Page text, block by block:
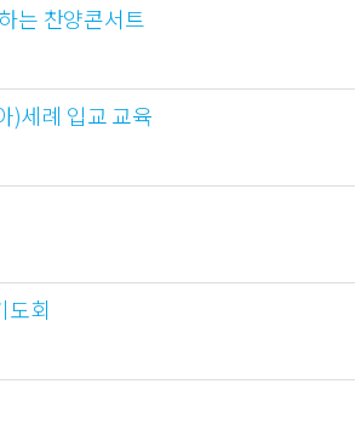
는 찬양콘서트
)세례 입교 교육
도회